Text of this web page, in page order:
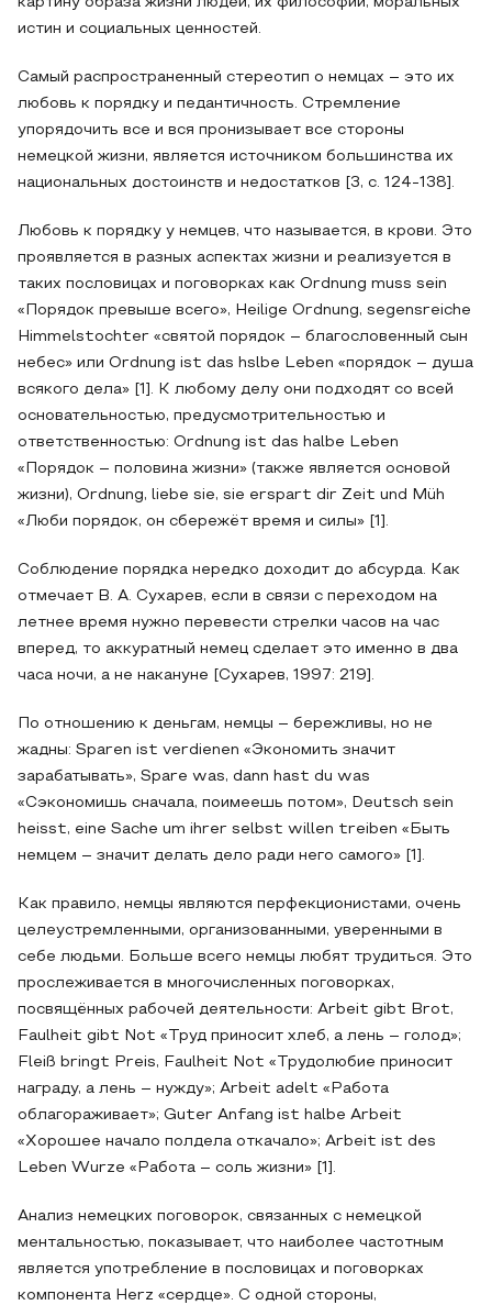
истин и социальных ценностей.
Самый распространенный стереотип о немцах – это их
любовь к порядку и педантичность. Стремление
упорядочить все и вся пронизывает все стороны
немецкой жизни, является источником большинства их
национальных достоинств и недостатков [3, с. 124-138].
Любовь к порядку у немцев, что называется, в крови. Это
проявляется в разных аспектах жизни и реализуется в
таких пословицах и поговорках как Ordnung muss sein
«Порядок превыше всего», Heilige Ordnung, segensreiche
Himmelstochter «святой порядок – благословенный сын
небес» или Ordnung ist das hslbe Leben «порядок – душа
всякого дела» [1]. К любому делу они подходят со всей
основательностью, предусмотрительностью и
ответственностью: Ordnung ist das halbe Leben
«Порядок – половина жизни» (также является основой
жизни), Ordnung, liebe sie, sie erspart dir Zeit und Müh
«Люби порядок, он сбережёт время и силы» [1].
Соблюдение порядка нередко доходит до абсурда. Как
отмечает В. А. Сухарев, если в связи с переходом на
летнее время нужно перевести стрелки часов на час
вперед, то аккуратный немец сделает это именно в два
часа ночи, а не накануне [Сухарев, 1997: 219].
По отношению к деньгам, немцы – бережливы, но не
жадны: Sparen ist verdienen «Экономить значит
зарабатывать», Spare was, dann hast du was
«Сэкономишь сначала, поимеешь потом», Deutsch sein
heisst, eine Sache um ihrer selbst willen treiben «Быть
немцем – значит делать дело ради него самого» [1].
Как правило, немцы являются перфекционистами, очень
целеустремленными, организованными, уверенными в
себе людьми. Больше всего немцы любят трудиться. Это
прослеживается в многочисленных поговорках,
посвящённых рабочей деятельности: Arbeit gibt Brot,
Faulheit gibt Not «Труд приносит хлеб, а лень – голод»;
Fleiß bringt Preis, Faulheit Not «Трудолюбие приносит
награду, а лень – нужду»; Arbeit adelt «Работа
облагораживает»; Guter Anfang ist halbe Arbeit
«Хорошее начало полдела откачало»; Arbeit ist des
Leben Wurze «Работа – соль жизни» [1].
Анализ немецких поговорок, связанных с немецкой
ментальностью, показывает, что наиболее частотным
является употребление в пословицах и поговорках
компонента Herz «сердце». С одной стороны,